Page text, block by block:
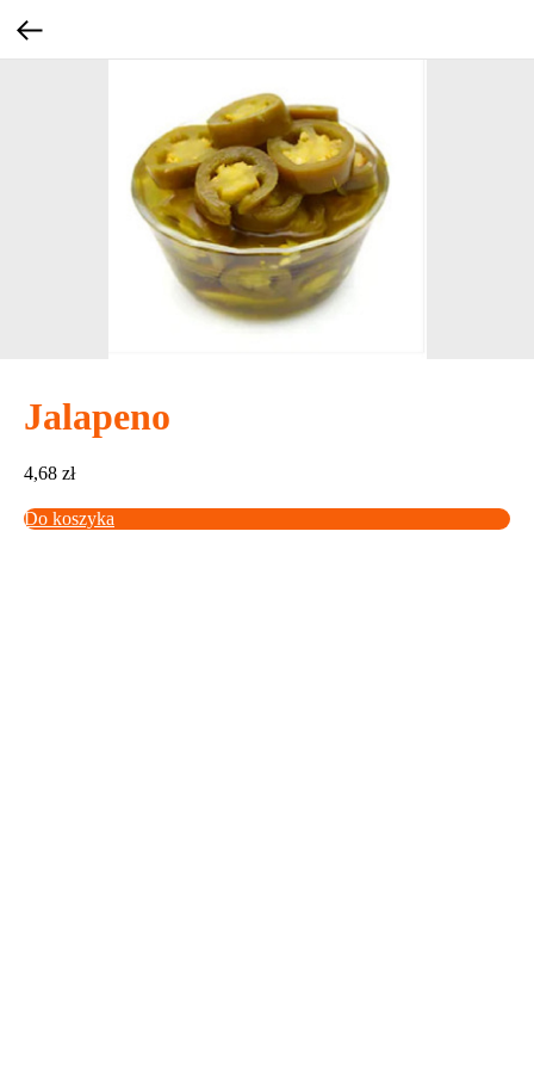
Jalapeno
4,68 zł
Do koszyka